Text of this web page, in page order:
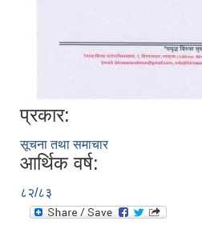
प्रकार:
सूचना तथा समाचार
आर्थिक वर्ष:
८२/८३